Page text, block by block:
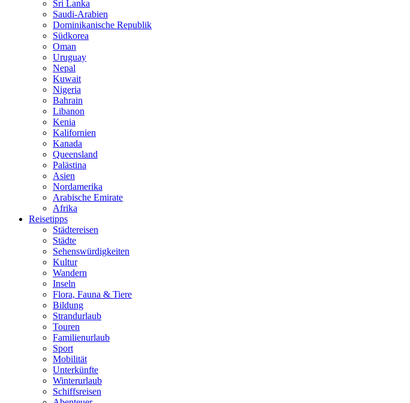
Sri Lanka
Saudi-Arabien
Dominikanische Republik
Südkorea
Oman
Uruguay
Nepal
Kuwait
Nigeria
Bahrain
Libanon
Kenia
Kalifornien
Kanada
Queensland
Palästina
Asien
Nordamerika
Arabische Emirate
Afrika
Reisetipps
Städtereisen
Städte
Sehenswürdigkeiten
Kultur
Wandern
Inseln
Flora, Fauna & Tiere
Bildung
Strandurlaub
Touren
Familienurlaub
Sport
Mobilität
Unterkünfte
Winterurlaub
Schiffsreisen